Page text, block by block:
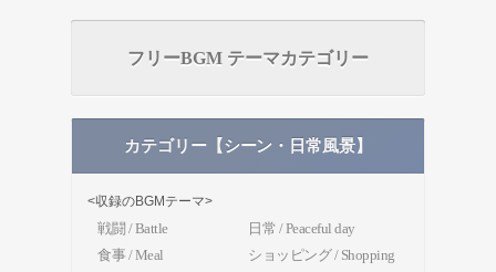
フリーBGM テーマカテゴリー
カテゴリー【シーン・日常風景】
<収録のBGMテーマ>
戦闘 / Battle
日常 / Peaceful day
食事 / Meal
ショッピング / Shopping